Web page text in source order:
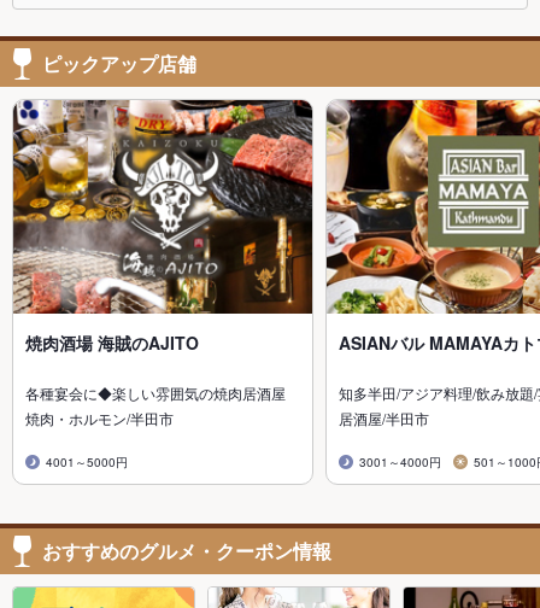
ピックアップ店舗
焼肉酒場 海賊のAJITO
各種宴会に◆楽しい雰囲気の焼肉居酒屋
焼肉・ホルモン/半田市
4001～5000円
ASIANバル MAMAYAカ
知多半田/アジア料理/飲み放
居酒屋/半田市
3001～4000円 501～1000
おすすめのグルメ・クーポン情報